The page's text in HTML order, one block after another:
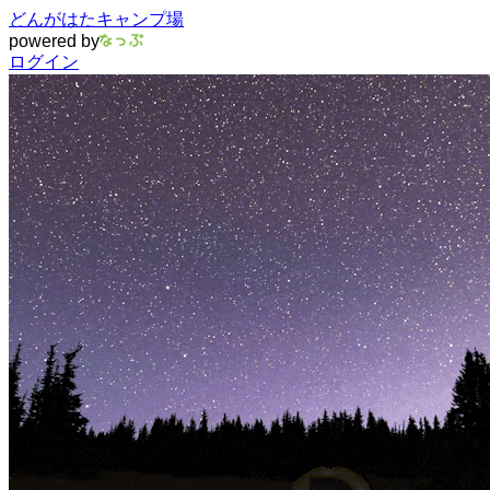
どんがはたキャンプ場
powered by
ログイン